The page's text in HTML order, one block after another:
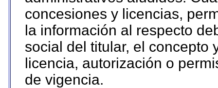
concesiones y licencias,
la información al respecto
social del titular, el concepto
licencia, autorización o
de vigencia.